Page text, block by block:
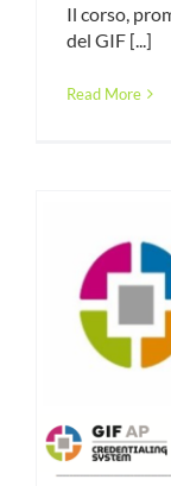
Il corso,
del GIF [...]
Read More